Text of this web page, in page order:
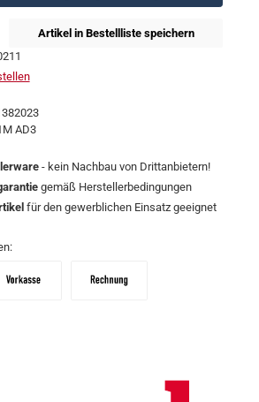
Artikel in Bestellliste speichern
AD3
- kein Nachbau von Drittanbietern!
gemäß Herstellerbedingungen
für den gewerblichen Einsatz geeignet